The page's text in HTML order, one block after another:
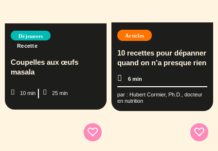
Déjeuners
Recette
Coupelles aux œufs
masala
10 min 25 min
Articles
10 recettes pour dépanner
quand on n’a presque rien
6 min
par : Hubert Cormier, Ph.D., docteur
en nutrition